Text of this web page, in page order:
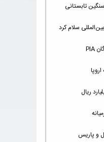
تابستانی
سلام کرد